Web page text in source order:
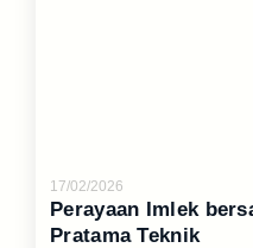
17/02/2026
Perayaan Imlek
Pratama Teknik